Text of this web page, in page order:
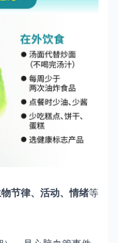
节律、活动、情绪等